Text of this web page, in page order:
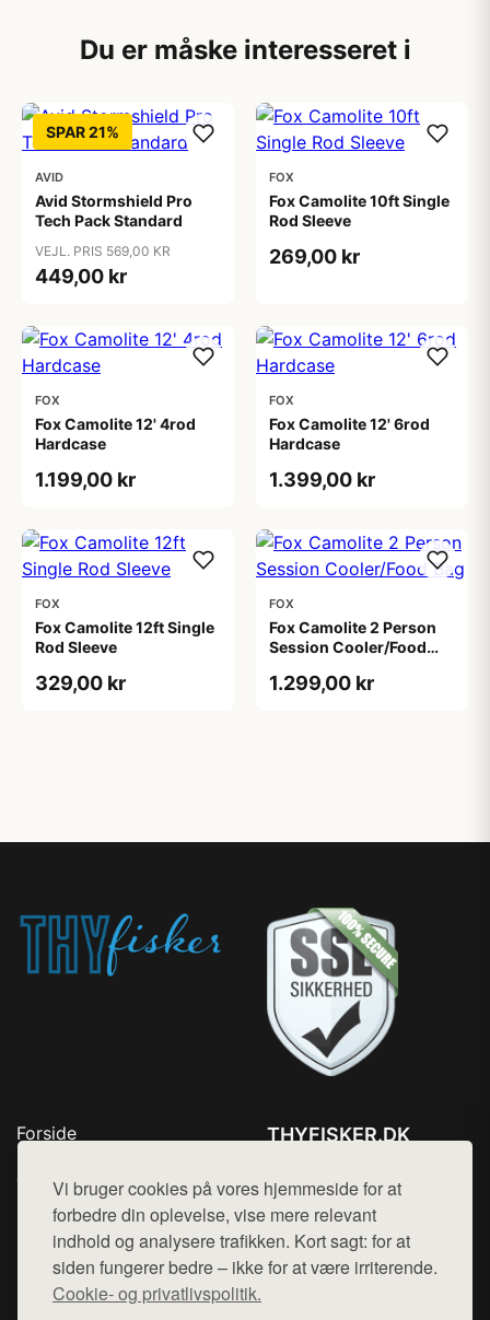
Vi bruger cookies på vores hjemmeside for at
forbedre din oplevelse, vise mere relevant
indhold og analysere trafikken. Kort sagt: for at
siden fungerer bedre – ikke for at være irriterende.
Cookie- og privatlivspolitik.
Du er måske interesseret i
SPAR 21%
AVID
Avid Stormshield Pro
Tech Pack Standard
VEJL. PRIS 569,00 KR
449,00 kr
FOX
Fox Camolite 10ft Single
Rod Sleeve
269,00 kr
FOX
Fox Camolite 12' 4rod
Hardcase
1.199,00 kr
FOX
Fox Camolite 12' 6rod
Hardcase
1.399,00 kr
FOX
Fox Camolite 12ft Single
Rod Sleeve
329,00 kr
FOX
Fox Camolite 2 Person
Session Cooler/Food
1.299,00 kr
Forside
Top Rabatter
Kontakt
THYFISKER.DK
Mail: hej@want.dk
Cookie- og privatlivspolitik